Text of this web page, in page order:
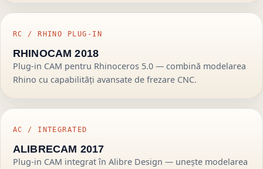
RC / RHINO PLUG-IN
RHINOCAM 2018
Plug-in CAM pentru Rhinoceros 5.0 — combină modelarea
Rhino cu capabilități avansate de frezare CNC.
AC / INTEGRATED
ALIBRECAM 2017
Plug-in CAM integrat în Alibre Design — unește modelarea